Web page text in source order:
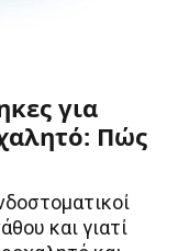
για
Πώς
και γιατί